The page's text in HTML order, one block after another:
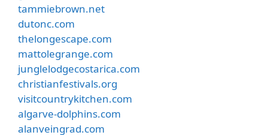
tammiebrown.net
dutonc.com
thelongescape.com
mattolegrange.com
junglelodgecostarica.com
christianfestivals.org
visitcountrykitchen.com
algarve-dolphins.com
alanveingrad.com